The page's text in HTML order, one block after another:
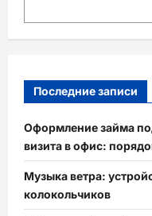
Последние записи
Оформление займа
визита в офис:
Музыка ветра:
колокольчиков